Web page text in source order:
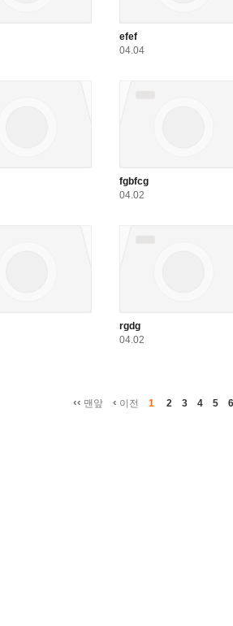
efef
04.04
fgbfcg
04.02
rgdg
04.02
‹‹ 맨앞 ‹ 이전 1 2 3 4 5 6